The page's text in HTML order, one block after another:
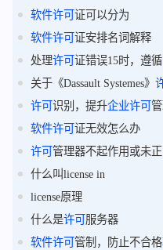
软件许可 证可以分为
软件许可 证安排名词解释
处理许可 证错误15时，遵
关于《Dassault Systemes》
许可 识别，提升企业许可
软件许可 证无效怎么办
许可 管理器不起作用或未
什么叫license in
license原理
什么是许可 服务器
软件许可 管制，防止不合格